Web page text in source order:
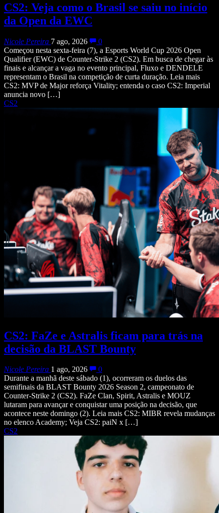
CS2: Veja como o Brasil se saiu no início
da Open da EWC
Nicole Pereira 7 ago, 2026
0
Começou nesta sexta-feira (7), a Esports World Cup 2026 Open
Qualifier (EWC) de Counter-Strike 2 (CS2). Em busca de chegar às
finais e alcançar a vaga no evento principal, Fluxo e DENDELE
representam o Brasil na competição de curta duração. Leia mais
CS2: MVP de Major reforça Vitality; entenda o caso CS2: Imperial
anuncia novo […]
CS2
CS2: FaZe e Astralis ficam para trás na
decisão da BLAST Bounty
Nicole Pereira 1 ago, 2026
0
Durante a manhã deste sábado (1), ocorreram os duelos das
semifinais da BLAST Bounty 2026 Season 2, campeonato de
Counter-Strike 2 (CS2). FaZe Clan, Spirit, Astralis e MOUZ
lutaram para avançar e conquistar uma posição na decisão, que
acontece neste domingo (2). Leia mais CS2: MIBR revela mudanças
no elenco Academy; Veja CS2: paiN x […]
CS2